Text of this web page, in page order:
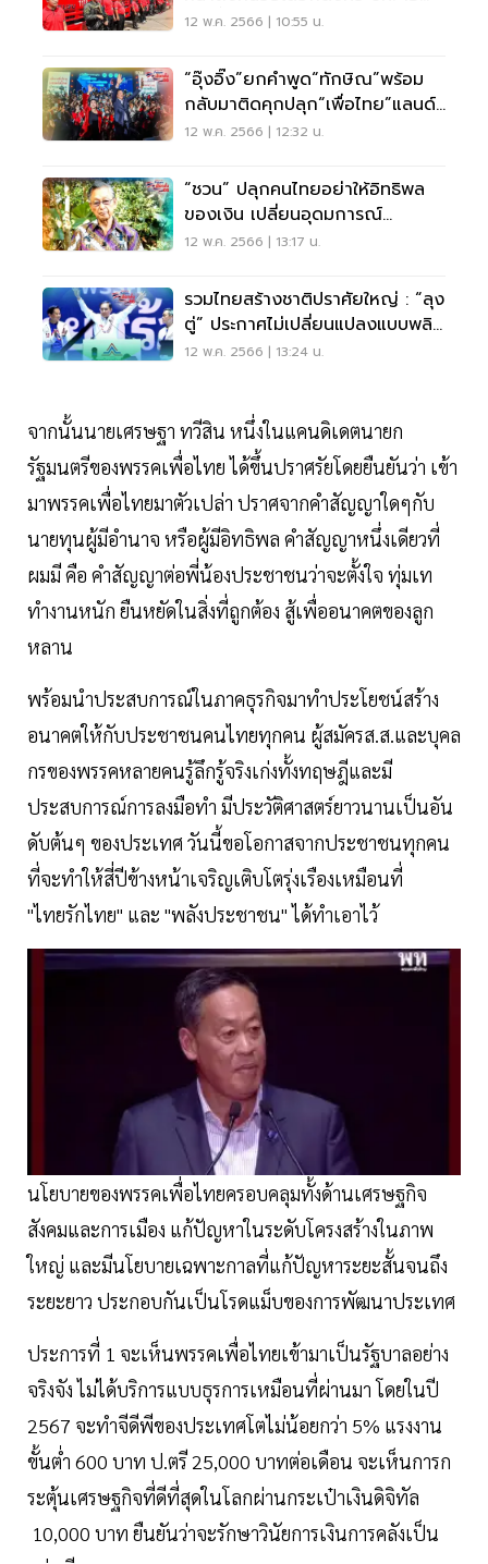
พ.ค.นี้
12 พ.ค. 2566 | 10:55 น.
“อุ๊งอิ๊ง”ยกคำพูด“ทักษิณ”พร้อม
กลับมาติดคุกปลุก“เพื่อไทย”แลนด์
สไลด์
12 พ.ค. 2566 | 12:32 น.
“ชวน” ปลุกคนไทยอย่าให้อิทธิพล
ของเงิน เปลี่ยนอุดมการณ์
ประชาธิปไตย
12 พ.ค. 2566 | 13:17 น.
รวมไทยสร้างชาติปราศัยใหญ่ : “ลุง
ตู่” ประกาศไม่เปลี่ยนแปลงแบบพลิก
แผ่นดิน
12 พ.ค. 2566 | 13:24 น.
จากนั้นนายเศรษฐา ทวีสิน หนึ่งในแคนดิเดตนายก
รัฐมนตรีของพรรคเพื่อไทย ได้ขึ้นปราศรัยโดยยืนยันว่า เข้า
มาพรรคเพื่อไทยมาตัวเปล่า ปราศจากคำสัญญาใดๆกับ
นายทุนผู้มีอำนาจ หรือผู้มีอิทธิพล คำสัญญาหนึ่งเดียวที่
ผมมี คือ คำสัญญาต่อพี่น้องประชาชนว่าจะตั้งใจ ทุ่มเท
ทำงานหนัก ยืนหยัดในสิ่งที่ถูกต้อง สู้เพื่ออนาคตของลูก
หลาน
พร้อมนำประสบการณ์ในภาคธุรกิจมาทำประโยชน์สร้าง
อนาคตให้กับประชาชนคนไทยทุกคน ผู้สมัครส.ส.และบุคล
กรของพรรคหลายคนรู้ลึกรู้จริงเก่งทั้งทฤษฎีและมี
ประสบการณ์การลงมือทำ มีประวัติศาสตร์ยาวนานเป็นอัน
ดับต้นๆ ของประเทศ วันนี้ขอโอกาสจากประชาชนทุกคน
ที่จะทำให้สี่ปีข้างหน้าเจริญเติบโตรุ่งเรืองเหมือนที่
"ไทยรักไทย" และ "พลังประชาชน" ได้ทำเอาไว้
นโยบายของพรรคเพื่อไทยครอบคลุมทั้งด้านเศรษฐกิจ
สังคมและการเมือง แก้ปัญหาในระดับโครงสร้างในภาพ
ใหญ่ และมีนโยบายเฉพาะกาลที่แก้ปัญหาระยะสั้นจนถึง
ระยะยาว ประกอบกันเป็นโรดแม็บของการพัฒนาประเทศ
ประการที่ 1 จะเห็นพรรคเพื่อไทยเข้ามาเป็นรัฐบาลอย่าง
จริงจัง ไม่ได้บริการแบบธุรการเหมือนที่ผ่านมา โดยในปี
2567 จะทำจีดีพีของประเทศโตไม่น้อยกว่า 5% แรงงาน
ขั้นต่ำ 600 บาท ป.ตรี 25,000 บาทต่อเดือน จะเห็นการก
ระตุ้นเศรษฐกิจที่ดีที่สุดในโลกผ่านกระเป๋าเงินดิจิทัล
10,000 บาท ยืนยันว่าจะรักษาวินัยการเงินการคลังเป็น